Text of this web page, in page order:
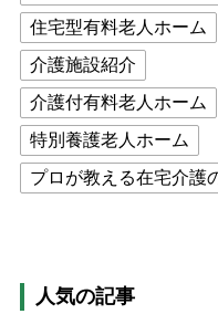
住宅型有料老人ホーム
介護施設紹介
介護付有料老人ホーム
特別養護老人ホーム
プロが教える在宅介護
猫が母になつきません
人気の記事